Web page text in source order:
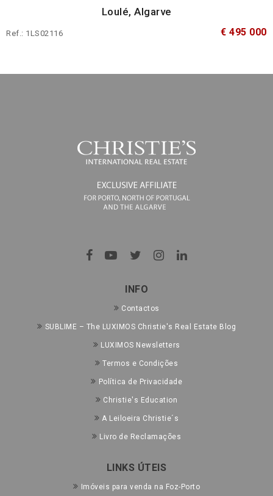
Loulé, Algarve
Ref.: 1LS02116 € 495 000
INFO
Contactos
SUBLIME – The LUXIMOS Christie's Real Estate Blog
LUXIMOS Newsletters
Termos e Condições
Política de Privacidade
Christie's Education
A Leiloeira Christie´s
Livro de Reclamações
LINKS ÚTEIS
Imóveis para venda na Foz-Porto